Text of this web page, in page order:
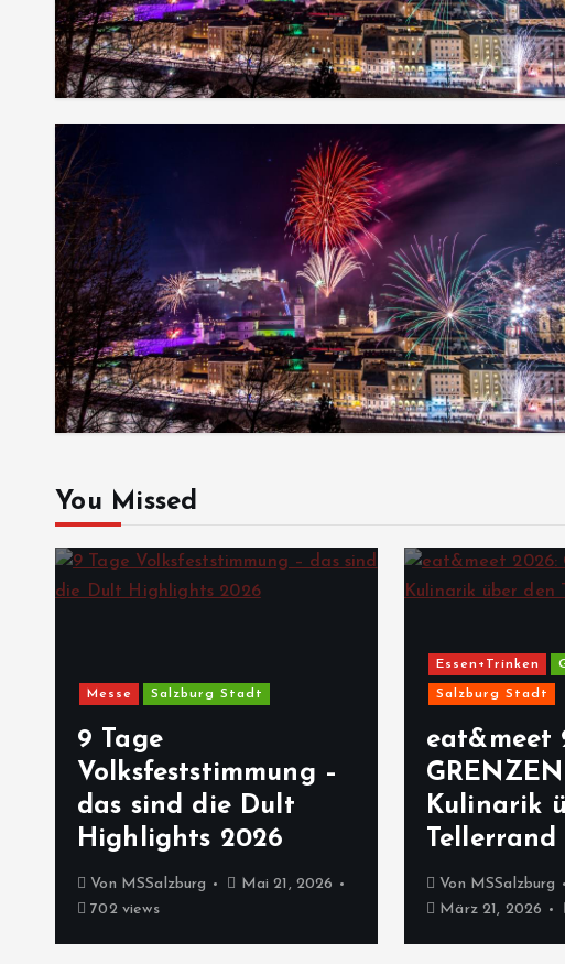
You Missed
Messe Salzburg Stadt
9 Tage
Volksfeststimmung –
das sind die Dult
Highlights 2026
Von MSSalzburg
Mai 21, 2026
702 views
Essen+Trinken
Salzburg Stadt
eat&meet
Kulinarik
Tellerrand
Von MSSalzburg
März 21, 2026